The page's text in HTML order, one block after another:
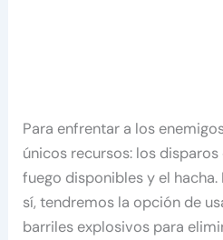
Para enfrentar a los
únicos recursos: los
fuego disponibles y el hacha.
sí, tendremos la opción de
barriles explosivos para